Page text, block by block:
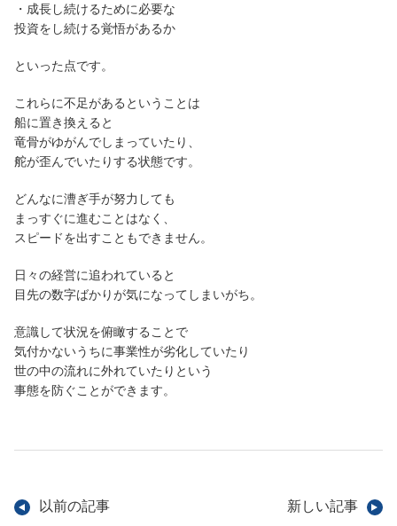
・成長し続けるために必要な
投資をし続ける覚悟があるか
といった点です。
これらに不足があるということは
船に置き換えると
竜骨がゆがんでしまっていたり、
舵が歪んでいたりする状態です。
どんなに漕ぎ手が努力しても
まっすぐに進むことはなく、
スピードを出すこともできません。
日々の経営に追われていると
目先の数字ばかりが気になってしまいがち。
意識して状況を俯瞰することで
気付かないうちに事業性が劣化していたり
世の中の流れに外れていたりという
事態を防ぐことができます。
以前の記事 新しい記事